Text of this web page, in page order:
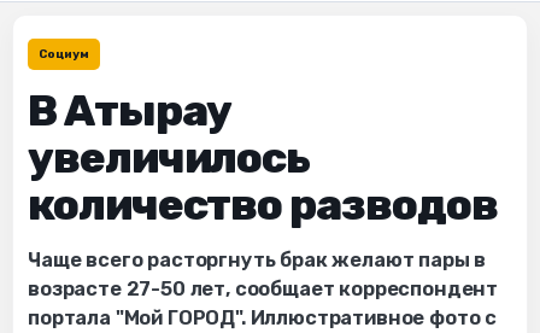
Социум
В Атырау
увеличилось
количество разводов
Чаще всего расторгнуть брак желают пары в
возрасте 27-50 лет, сообщает корреспондент
портала "Мой ГОРОД". Иллюстративное фото с